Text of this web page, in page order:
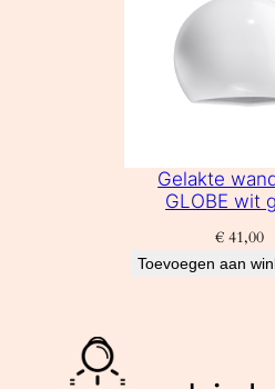
Gelakte
GLOBE wit
€41,00
Toevoegen aan